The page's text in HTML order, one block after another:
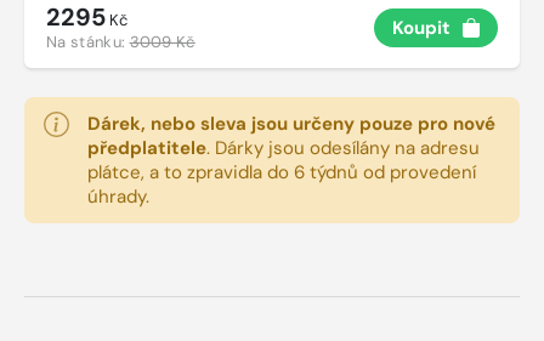
2295 Kč
Na stánku:3009 Kč
Koupit
Dárek, nebo sleva jsou určeny pouze pro nové
předplatitele. Dárky jsou odesílány na adresu
plátce, a to zpravidla do 6 týdnů od provedení
úhrady.